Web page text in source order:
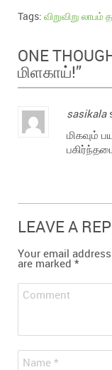
Tags: விறுவிறு லாபம்
ONE
மிளகாய்!”
sasikala
மிகவும்
LEAVE A
Your email
are marked *
Comment
Name *